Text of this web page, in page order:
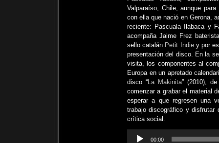
Valparaíso, Chile, aunque
con ella que nació en Gerona,
reciente: Pascuala Ilabaca y
acompaña Jaime Frez
sello catalán Petit Indiey por
presentación del disco. En la
visita, los componentes al
Europa en un apretado
disco “La Makinita” (2010),
comenzar a grabar el material
esperar a que regresen una
trabajo discográfico y
crítica social.
Reproductor
00:00